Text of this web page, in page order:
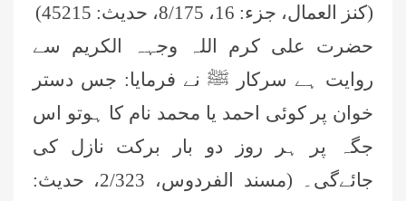
(کنز العمال، جزء: 16، 8/175، حدیث: 45215)
حضرت علی کرم اللہ وجہہ الکریم سے
روایت ہے سرکار ﷺ نے فرمایا: جس دستر
خوان پر کوئی احمد یا محمد نام کا ہوتو اس
جگہ پر ہر روز دو بار برکت نازل کی
جائے
گی۔ (مسند الفردوس، 2/323، حدیث: